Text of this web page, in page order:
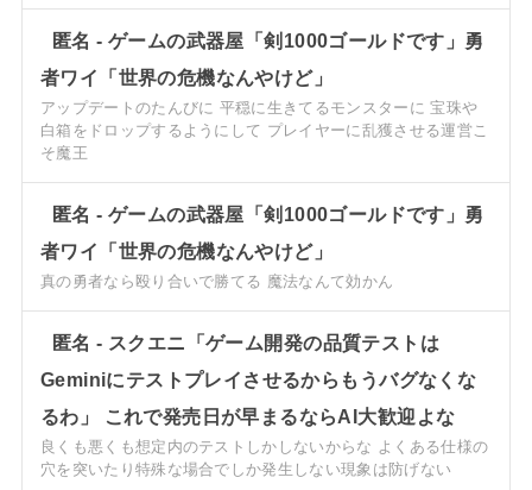
匿名- ゲームの武器屋「剣1000ゴールドです」勇
者ワイ「世界の危機なんやけど」
アップデートのたんびに 平穏に生きてるモンスターに 宝珠や
白箱をドロップするようにして プレイヤーに乱獲させる運営こ
そ魔王
匿名- ゲームの武器屋「剣1000ゴールドです」勇
者ワイ「世界の危機なんやけど」
真の勇者なら殴り合いで勝てる 魔法なんて効かん
匿名- スクエニ「ゲーム開発の品質テストは
Geminiにテストプレイさせるからもうバグなくな
るわ」 これで発売日が早まるならAI大歓迎よな
良くも悪くも想定内のテストしかしないからな よくある仕様の
穴を突いたり特殊な場合でしか発生しない現象は防げない